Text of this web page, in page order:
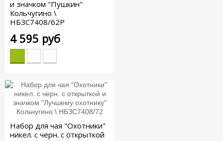
и значком "Пушкин"
Кольчугино \
НБЗС7408/62Р
4 595 руб
Набор для чая "Охотники"
никел. с черн. с открыткой